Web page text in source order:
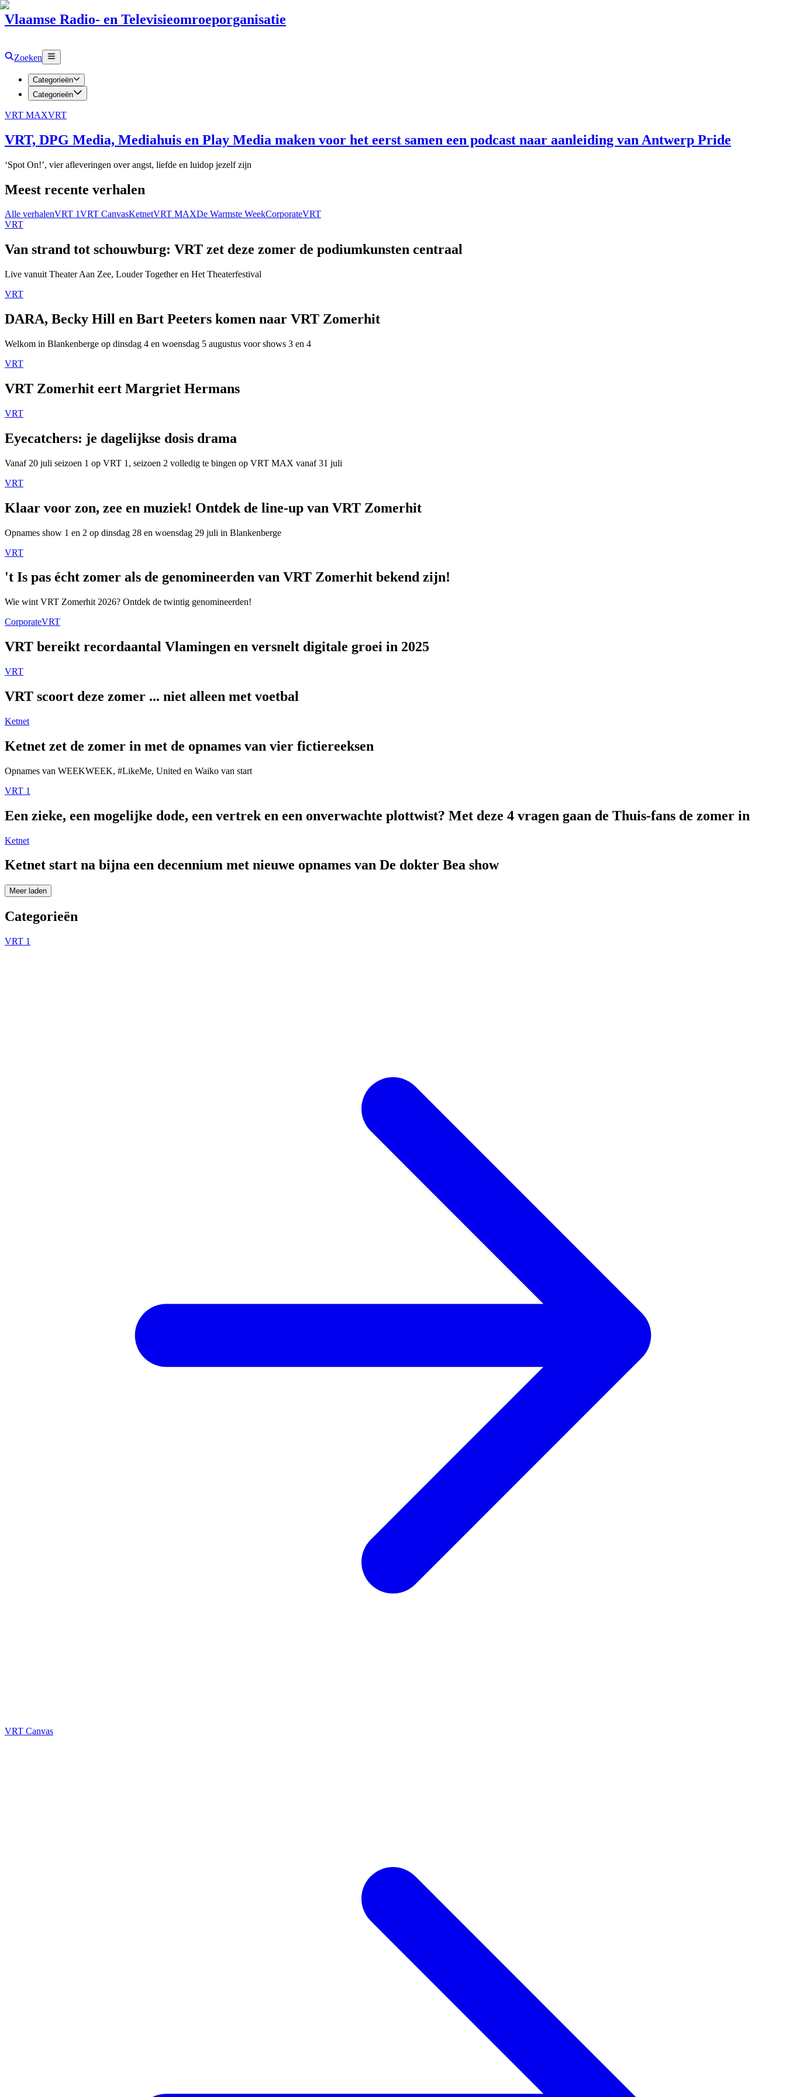
Vlaamse Radio- en Televisieomroeporganisatie
Zoeken
Categorieën
Categorieën
VRT MAXVRT
VRT, DPG Media, Mediahuis en Play Media maken voor het eerst samen een podcast naar aanleiding van Antwerp Pride
‘Spot On!’, vier afleveringen over angst, liefde en luidop jezelf zijn
Meest recente verhalen
Alle verhalenVRT 1VRT CanvasKetnetVRT MAXDe Warmste WeekCorporateVRT
VRT
Van strand tot schouwburg: VRT zet deze zomer de podiumkunsten centraal
Live vanuit Theater Aan Zee, Louder Together en Het Theaterfestival
VRT
DARA, Becky Hill en Bart Peeters komen naar VRT Zomerhit
Welkom in Blankenberge op dinsdag 4 en woensdag 5 augustus voor shows 3 en 4
VRT
VRT Zomerhit eert Margriet Hermans
VRT
Eyecatchers: je dagelijkse dosis drama
Vanaf 20 juli seizoen 1 op VRT 1, seizoen 2 volledig te bingen op VRT MAX vanaf 31 juli
VRT
Klaar voor zon, zee en muziek! Ontdek de line-up van VRT Zomerhit
Opnames show 1 en 2 op dinsdag 28 en woensdag 29 juli in Blankenberge
VRT
't Is pas écht zomer als de genomineerden van VRT Zomerhit bekend zijn!
Wie wint VRT Zomerhit 2026? Ontdek de twintig genomineerden!
CorporateVRT
VRT bereikt recordaantal Vlamingen en versnelt digitale groei in 2025
VRT
VRT scoort deze zomer ... niet alleen met voetbal
Ketnet
Ketnet zet de zomer in met de opnames van vier fictiereeksen
Opnames van WEEKWEEK, #LikeMe, United en Waiko van start
VRT 1
Een zieke, een mogelijke dode, een vertrek en een onverwachte plottwist? Met deze 4 vragen gaan de Thuis-fans de zomer in
Ketnet
Ketnet start na bijna een decennium met nieuwe opnames van De dokter Bea show
Meer laden
Categorieën
VRT 1
VRT Canvas